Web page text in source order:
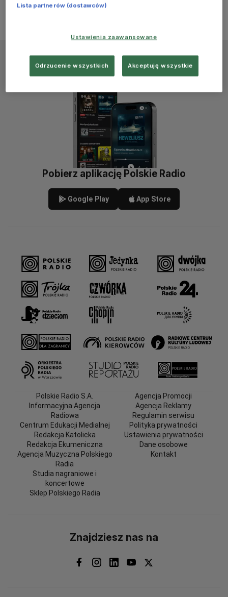
Pobierz aplikację Polskie Radio
Google Play App Store
Polskie Radio S.A.
Informacyjna Agencja
Radiowa
Centrum Edukacji Medialnej
Redakcja Katolicka
Redakcja Ekumeniczna
Agencja Muzyczna Polskiego
Radia
Studia nagraniowe i
koncertowe
Sklep Polskiego Radia
Agencja Promocji
Agencja Reklamy
Regulamin serwisu
Polityka prywatności
Ustawienia prywatności
Dane osobowe
Kontakt
Znajdziesz nas na
Lista partnerów (dostawców)
Ustawienia zaawansowane
Odrzucenie wszystkich Akceptuję wszystkie